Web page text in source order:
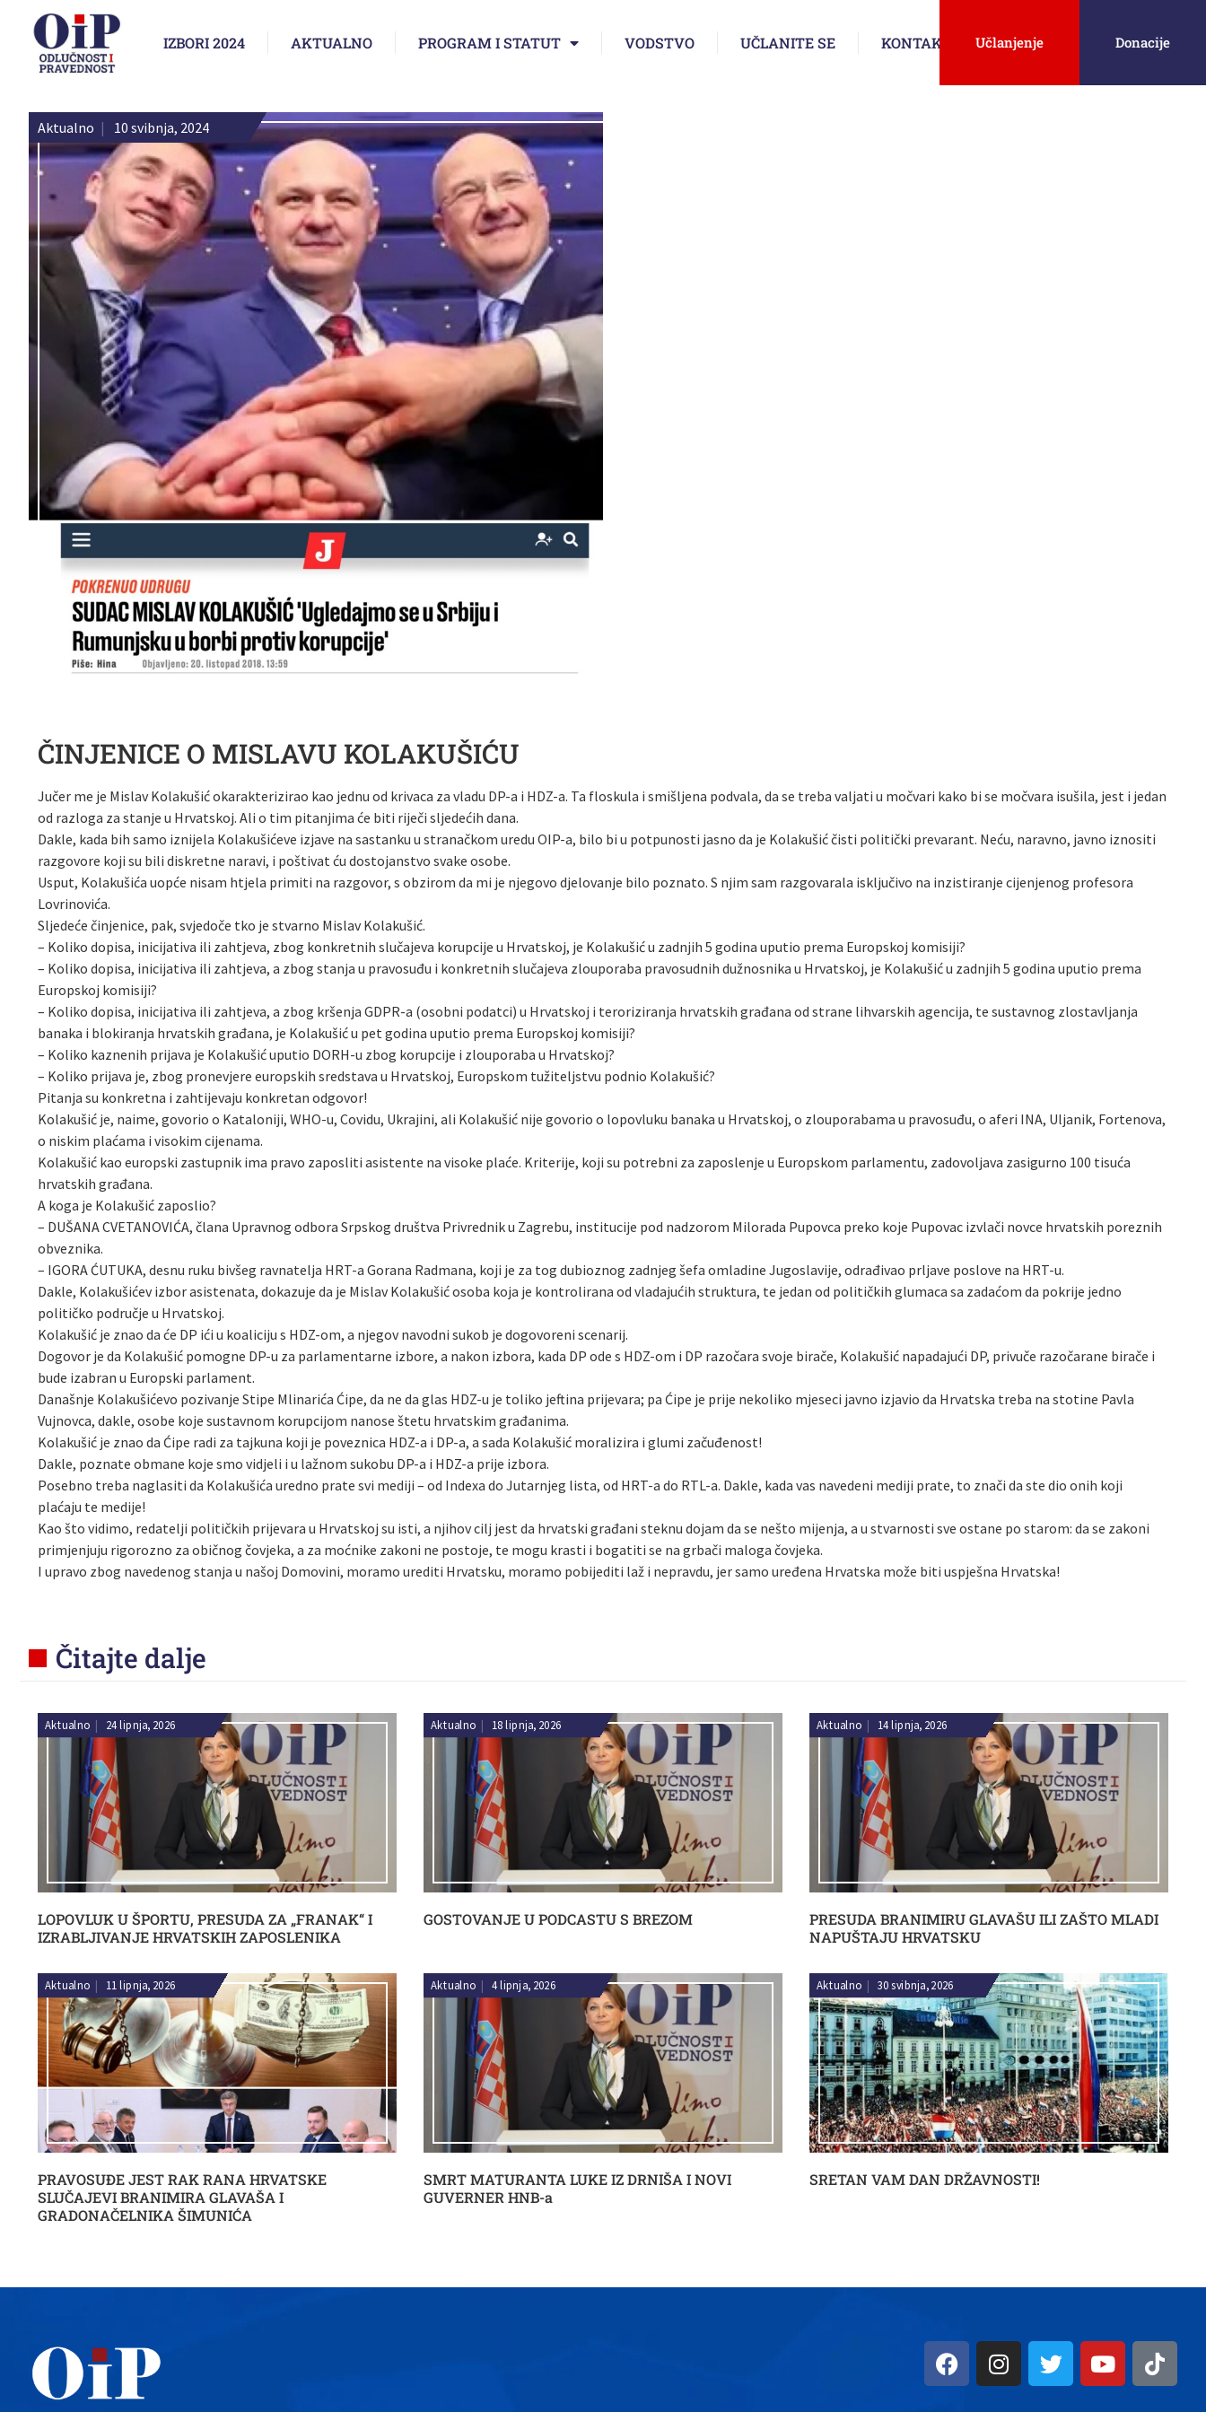
IZBORI 2024 AKTUALNO PROGRAM I STATUT VODSTVO UČLANITE SE KONTAKT Učlanjenje Donacije
Aktualno | 10 svibnja, 2024
ČINJENICE O MISLAVU KOLAKUŠIĆU
Jučer me je Mislav Kolakušić okarakterizirao kao jednu od krivaca za vladu DP-a i HDZ-a. Ta floskula i smišljena podvala, da se treba valjati u močvari kako bi se močvara isušila, jest i jedan
od razloga za stanje u Hrvatskoj. Ali o tim pitanjima će biti riječi sljedećih dana.
Dakle, kada bih samo iznijela Kolakušićeve izjave na sastanku u stranačkom uredu OIP-a, bilo bi u potpunosti jasno da je Kolakušić čisti politički prevarant. Neću, naravno, javno iznositi
razgovore koji su bili diskretne naravi, i poštivat ću dostojanstvo svake osobe.
Usput, Kolakušića uopće nisam htjela primiti na razgovor, s obzirom da mi je njegovo djelovanje bilo poznato. S njim sam razgovarala isključivo na inzistiranje cijenjenog profesora
Lovrinovića.
Sljedeće činjenice, pak, svjedoče tko je stvarno Mislav Kolakušić.
– Koliko dopisa, inicijativa ili zahtjeva, zbog konkretnih slučajeva korupcije u Hrvatskoj, je Kolakušić u zadnjih 5 godina uputio prema Europskoj komisiji?
– Koliko dopisa, inicijativa ili zahtjeva, a zbog stanja u pravosuđu i konkretnih slučajeva zlouporaba pravosudnih dužnosnika u Hrvatskoj, je Kolakušić u zadnjih 5 godina uputio prema
Europskoj komisiji?
– Koliko dopisa, inicijativa ili zahtjeva, a zbog kršenja GDPR-a (osobni podatci) u Hrvatskoj i teroriziranja hrvatskih građana od strane lihvarskih agencija, te sustavnog zlostavljanja
banaka i blokiranja hrvatskih građana, je Kolakušić u pet godina uputio prema Europskoj komisiji?
– Koliko kaznenih prijava je Kolakušić uputio DORH-u zbog korupcije i zlouporaba u Hrvatskoj?
– Koliko prijava je, zbog pronevjere europskih sredstava u Hrvatskoj, Europskom tužiteljstvu podnio Kolakušić?
Pitanja su konkretna i zahtijevaju konkretan odgovor!
Kolakušić je, naime, govorio o Kataloniji, WHO-u, Covidu, Ukrajini, ali Kolakušić nije govorio o lopovluku banaka u Hrvatskoj, o zlouporabama u pravosuđu, o aferi INA, Uljanik, Fortenova,
o niskim plaćama i visokim cijenama.
Kolakušić kao europski zastupnik ima pravo zaposliti asistente na visoke plaće. Kriterije, koji su potrebni za zaposlenje u Europskom parlamentu, zadovoljava zasigurno 100 tisuća
hrvatskih građana.
A koga je Kolakušić zaposlio?
– DUŠANA CVETANOVIĆA, člana Upravnog odbora Srpskog društva Privrednik u Zagrebu, institucije pod nadzorom Milorada Pupovca preko koje Pupovac izvlači novce hrvatskih poreznih
obveznika.
– IGORA ĆUTUKA, desnu ruku bivšeg ravnatelja HRT-a Gorana Radmana, koji je za tog dubioznog zadnjeg šefa omladine Jugoslavije, odrađivao prljave poslove na HRT-u.
Dakle, Kolakušićev izbor asistenata, dokazuje da je Mislav Kolakušić osoba koja je kontrolirana od vladajućih struktura, te jedan od političkih glumaca sa zadaćom da pokrije jedno
političko područje u Hrvatskoj.
Kolakušić je znao da će DP ići u koaliciju s HDZ-om, a njegov navodni sukob je dogovoreni scenarij.
Dogovor je da Kolakušić pomogne DP-u za parlamentarne izbore, a nakon izbora, kada DP ode s HDZ-om i DP razočara svoje birače, Kolakušić napadajući DP, privuče razočarane birače i
bude izabran u Europski parlament.
Današnje Kolakušićevo pozivanje Stipe Mlinarića Ćipe, da ne da glas HDZ-u je toliko jeftina prijevara; pa Ćipe je prije nekoliko mjeseci javno izjavio da Hrvatska treba na stotine Pavla
Vujnovca, dakle, osobe koje sustavnom korupcijom nanose štetu hrvatskim građanima.
Kolakušić je znao da Ćipe radi za tajkuna koji je poveznica HDZ-a i DP-a, a sada Kolakušić moralizira i glumi začuđenost!
Dakle, poznate obmane koje smo vidjeli i u lažnom sukobu DP-a i HDZ-a prije izbora.
Posebno treba naglasiti da Kolakušića uredno prate svi mediji – od Indexa do Jutarnjeg lista, od HRT-a do RTL-a. Dakle, kada vas navedeni mediji prate, to znači da ste dio onih koji
plaćaju te medije!
Kao što vidimo, redatelji političkih prijevara u Hrvatskoj su isti, a njihov cilj jest da hrvatski građani steknu dojam da se nešto mijenja, a u stvarnosti sve ostane po starom: da se zakoni
primjenjuju rigorozno za običnog čovjeka, a za moćnike zakoni ne postoje, te mogu krasti i bogatiti se na grbači maloga čovjeka.
I upravo zbog navedenog stanja u našoj Domovini, moramo urediti Hrvatsku, moramo pobijediti laž i nepravdu, jer samo uređena Hrvatska može biti uspješna Hrvatska!
Čitajte dalje
LOPOVLUK U ŠPORTU, PRESUDA ZA „FRANAK“ I
IZRABLJIVANJE HRVATSKIH ZAPOSLENIKA
Aktualno | 24 lipnja, 2026
GOSTOVANJE U PODCASTU S BREZOM
Aktualno | 18 lipnja, 2026
PRESUDA BRANIMIRU GLAVAŠU ILI ZAŠTO MLADI
NAPUŠTAJU HRVATSKU
Aktualno | 14 lipnja, 2026
PRAVOSUĐE JEST RAK RANA HRVATSKE
SLUČAJEVI BRANIMIRA GLAVAŠA I
GRADONAČELNIKA ŠIMUNIĆA
Aktualno 11 lipnja, 2026
SMRT MATURANTA LUKE IZ DRNIŠA I NOVI
GUVERNER HNB-a
Aktualno 4 lipnja, 2026
SRETAN VAM DAN DRŽAVNOSTI!
Aktualno 30 svibnja, 2026